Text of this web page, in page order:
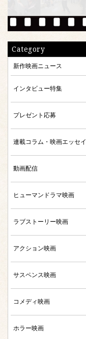
Category
新作映画ニュース
インタビュー特集
プレゼント応募
連載コラム・映画エッセイ
動画配信
ヒューマンドラマ映画
ラブストーリー映画
アクション映画
サスペンス映画
コメディ映画
ホラー映画